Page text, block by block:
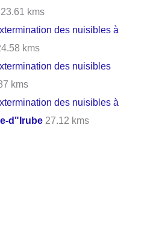
23.61 kms
des nuisibles à
kms
des nuisibles
kms
des nuisibles à
d"Irube 27.12 kms